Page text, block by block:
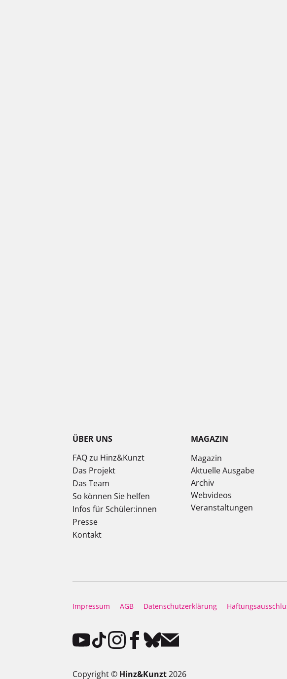
ÜBER UNS
FAQ zu Hinz&Kunzt
Das Projekt
Das Team
So können Sie helfen
Infos für Schüler:innen
Presse
Kontakt
MAGAZIN
Magazin
Aktuelle Ausgabe
Archiv
Webvideos
Veranstaltungen
Impressum AGB Datenschutzerklärung
Copyright © Hinz&Kunzt2026